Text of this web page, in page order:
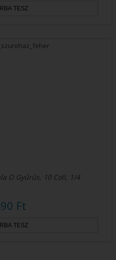
O Gyűrűs, 10 Coll, 1/4
Ft